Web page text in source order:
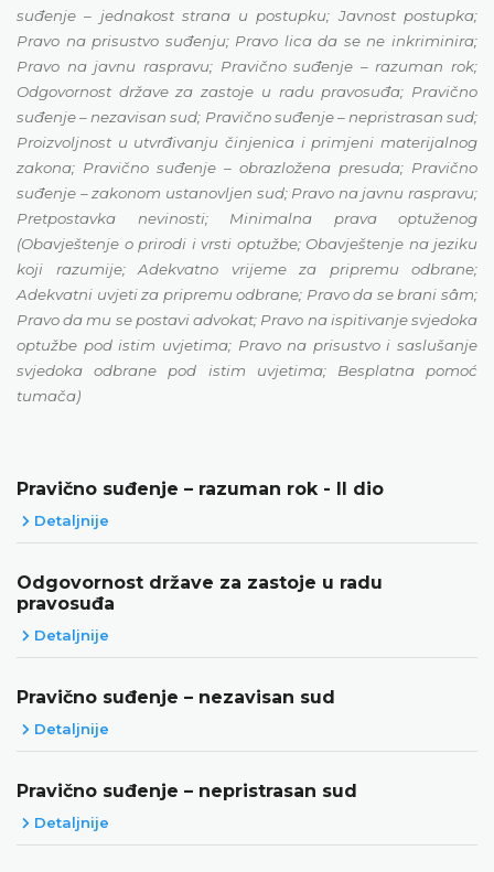
suđenje – jednakost strana u postupku; Javnost postupka;
Pravo na prisustvo suđenju; Pravo lica da se ne inkriminira;
Pravo na javnu raspravu; Pravično suđenje – razuman rok;
Odgovornost države za zastoje u radu pravosuđa; Pravično
suđenje – nezavisan sud; Pravično suđenje – nepristrasan sud;
Proizvoljnost u utvrđivanju činjenica i primjeni materijalnog
zakona; Pravično suđenje – obrazložena presuda; Pravično
suđenje – zakonom ustanovljen sud; Pravo na javnu raspravu;
Pretpostavka nevinosti; Minimalna prava optuženog
(Obavještenje o prirodi i vrsti optužbe; Obavještenje na jeziku
koji razumije; Adekvatno vrijeme za pripremu odbrane;
Adekvatni uvjeti za pripremu odbrane; Pravo da se brani sâm;
Pravo da mu se postavi advokat; Pravo na ispitivanje svjedoka
optužbe pod istim uvjetima; Pravo na prisustvo i saslušanje
svjedoka odbrane pod istim uvjetima; Besplatna pomoć
tumača)
Pravično suđenje – razuman rok - II dio
Detaljnije
Odgovornost države za zastoje u radu
pravosuđa
Detaljnije
Pravično suđenje – nezavisan sud
Detaljnije
Pravično suđenje – nepristrasan sud
Detaljnije